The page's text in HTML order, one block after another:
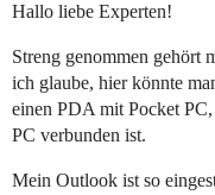
Hallo liebe Experten!
Streng genommen gehört
ich glaube, hier könnte
einen PDA mit Pocket
PC verbunden ist.
Mein Outlook ist so